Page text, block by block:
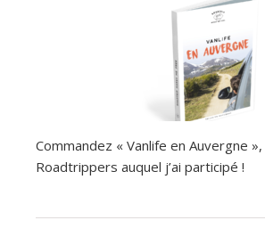
Commandez « Vanlife en Auvergne
Roadtrippers auquel j’ai participé !